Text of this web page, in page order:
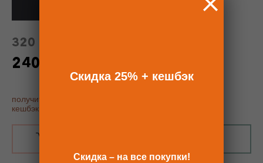
320 Р
240 Р
получить купон постоянного покупателя, скидку 25% и
кешбэк
Скидка 25% + кешбэк
Скидка – на все покупки!